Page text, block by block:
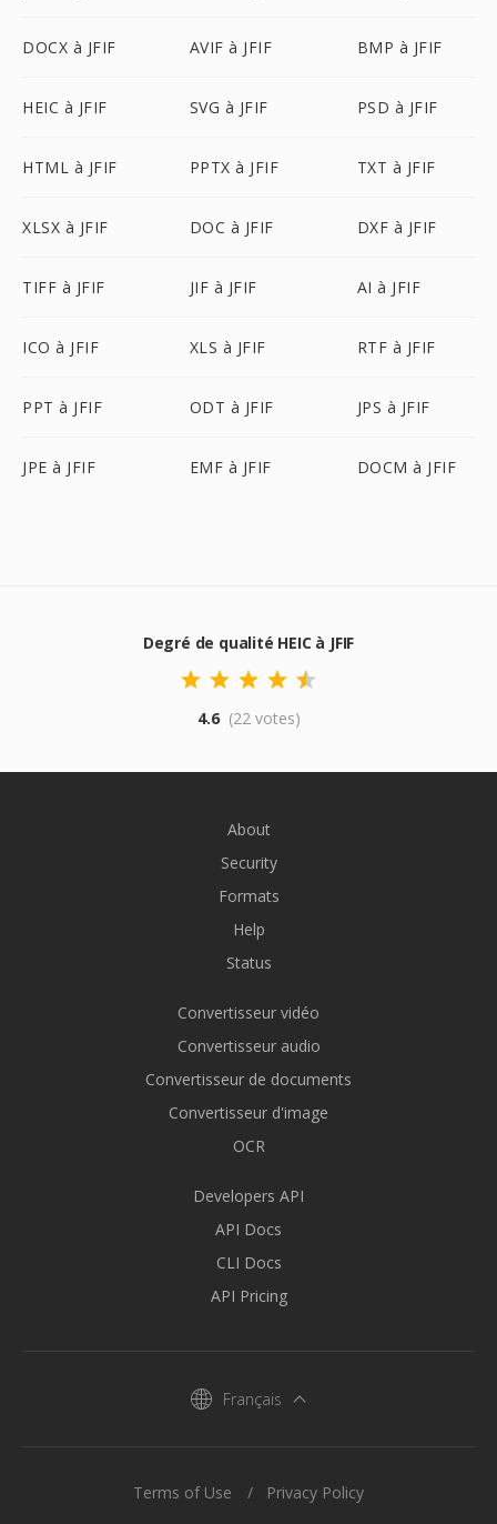
DOCX à JFIF AVIF à JFIF BMP à JFIF
HEIC à JFIF SVG à JFIF PSD à JFIF
HTML à JFIF PPTX à JFIF TXT à JFIF
XLSX à JFIF DOC à JFIF DXF à JFIF
TIFF à JFIF JIF à JFIF AI à JFIF
ICO à JFIF XLS à JFIF RTF à JFIF
PPT à JFIF ODT à JFIF JPS à JFIF
JPE à JFIF EMF à JFIF DOCM à JFIF
Degré de qualité HEIC à JFIF
4.6 (22 votes)
About
Security
Formats
Help
Status
Convertisseur vidéo
Convertisseur audio
Convertisseur de documents
Convertisseur d'image
OCR
Developers API
API Docs
CLI Docs
API Pricing
Français
Terms of Use Privacy Policy